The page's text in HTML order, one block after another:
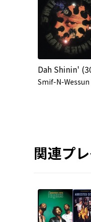
Smif-N-Wessun
関連プ